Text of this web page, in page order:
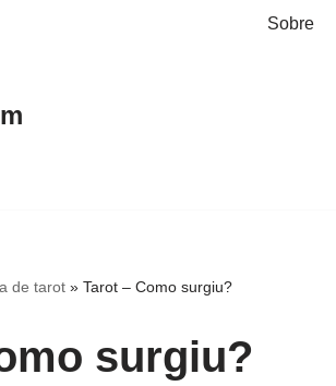
Sobre
de tarot» Tarot – Como surgiu?
surgiu?